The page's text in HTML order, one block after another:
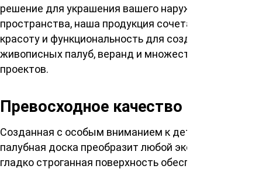
решение для украшения вашего наружного
пространства, наша продукция сочетает в себе
красоту и функциональность для создания
живописных палуб, веранд и множества других
проектов.
Превосходное качество и дизайн
Созданная с особым вниманием к деталям, эта
палубная доска преобразит любой экстерьер. Её
гладко строганная поверхность обеспечивает